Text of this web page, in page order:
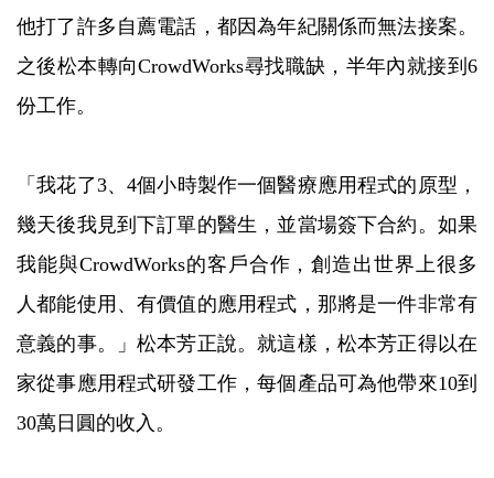
他打了許多自薦電話，都因為年紀關係而無法接案。
之後松本轉向CrowdWorks尋找職缺，半年內就接到6
份工作。
「我花了3、4個小時製作一個醫療應用程式的原型，
幾天後我見到下訂單的醫生，並當場簽下合約。如果
我能與CrowdWorks的客戶合作，創造出世界上很多
人都能使用、有價值的應用程式，那將是一件非常有
意義的事。」松本芳正說。就這樣，松本芳正得以在
家從事應用程式研發工作，每個產品可為他帶來10到
30萬日圓的收入。